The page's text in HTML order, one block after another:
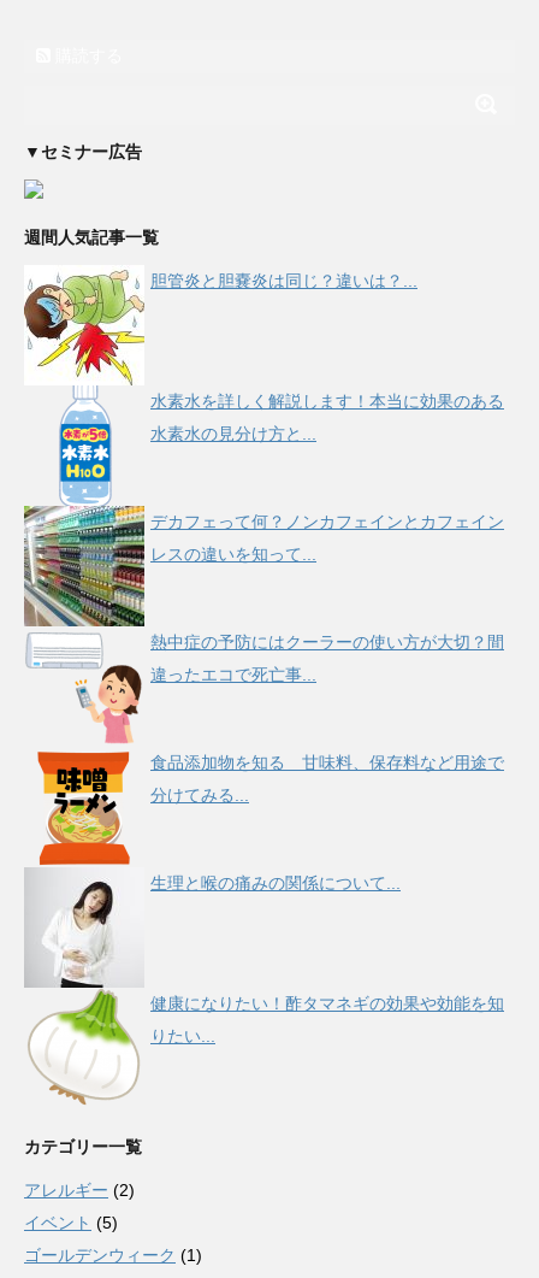
▼セミナー広告
週間人気記事一覧
胆管炎と胆嚢炎は同じ？違いは？...
水素水を詳しく解説します！本当に効果のある
水素水の見分け方と...
デカフェって何？ノンカフェインとカフェイン
レスの違いを知って...
熱中症の予防にはクーラーの使い方が大切？間
違ったエコで死亡事...
食品添加物を知る 甘味料、保存料など用途で
分けてみる...
生理と喉の痛みの関係について...
健康になりたい！酢タマネギの効果や効能を知
りたい...
カテゴリー一覧
アレルギー (2)
イベント (5)
ゴールデンウィーク (1)